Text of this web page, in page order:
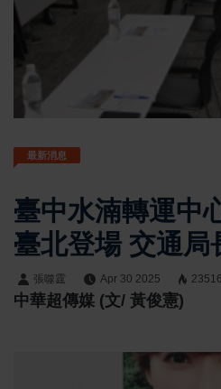
最新消息
臺中水湳轉運中
臺北登場 交通局
迎投資臺中搶先機
張噬霆 Apr 30 2025 23516
中華超傳媒 (文/ 黃俊憲)